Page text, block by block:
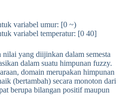
variabel umur: [0 ~)
variabel temperatur: [0 40]
nilai yang diijinkan dalam semesta
dalam suatu himpunan fuzzy.
domain merupakan himpunan
(bertambah) secara monoton dari
berupa bilangan positif maupun